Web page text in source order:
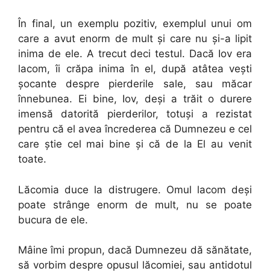
În final, un exemplu pozitiv, exemplul unui om
care a avut enorm de mult şi care nu şi-a lipit
inima de ele. A trecut deci testul. Dacă Iov era
lacom, îi crăpa inima în el, după atâtea veşti
şocante despre pierderile sale, sau măcar
înnebunea. Ei bine, Iov, deşi a trăit o durere
imensă datorită pierderilor, totuşi a rezistat
pentru că el avea încrederea că Dumnezeu e cel
care ştie cel mai bine şi că de la El au venit
toate.
Lăcomia duce la distrugere. Omul lacom deşi
poate strânge enorm de mult, nu se poate
bucura de ele.
Mâine îmi propun, dacă Dumnezeu dă sănătate,
să vorbim despre opusul lăcomiei, sau antidotul